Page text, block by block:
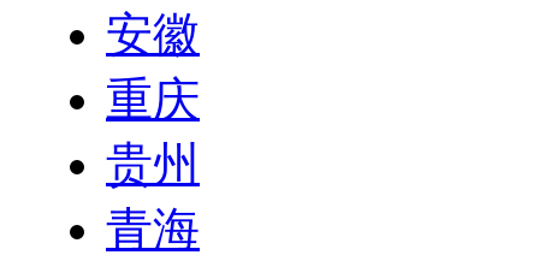
安徽
重庆
贵州
青海